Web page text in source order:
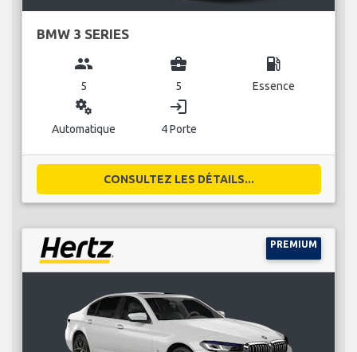
BMW 3 SERIES
group
5
business_center
5
local_gas_station
Essence
miscellaneous_services
Automatique
login
4 Porte
CONSULTEZ LES DÉTAILS...
PREMIUM